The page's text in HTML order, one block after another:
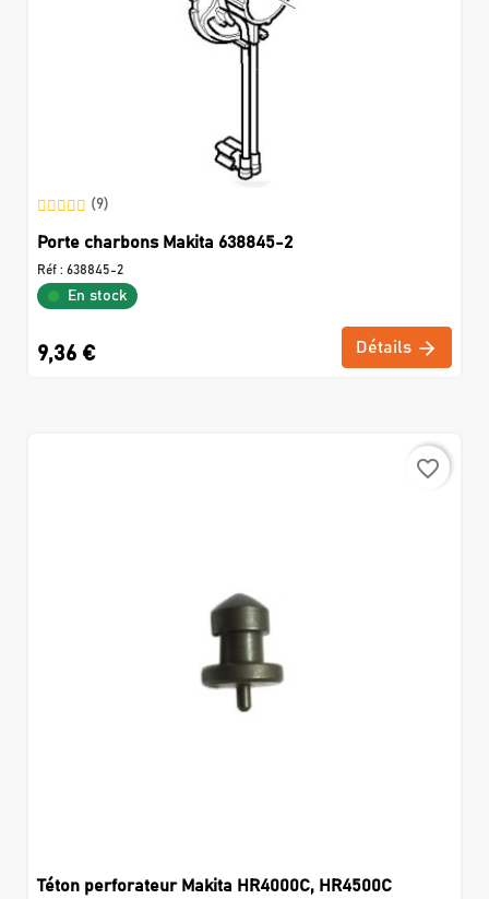
(9)
Porte charbons Makita 638845-2
Réf : 638845-2
En stock
9,36 € Détails
favorite_border
Téton perforateur Makita HR4000C, HR4500C